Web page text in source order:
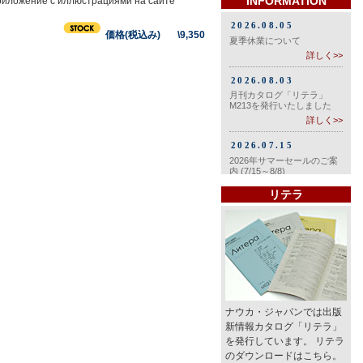
価格(税込み) \9,350
リテラ
ナウカ・ジャパンでは出版
新情報カタログ「リテラ」
を発行しています。 リテラ
のダウンロードはこちら。